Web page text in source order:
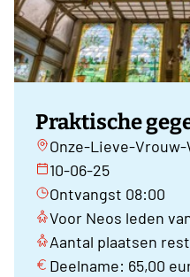
Praktische
Onze-Lieve-Vrouw-
10-06-25
Ontvangst 08:00
Voor Neos leden
Aantal plaatsen
Deelname: 65,00